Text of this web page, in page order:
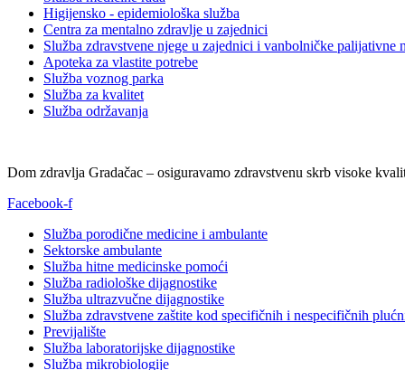
Higijensko - epidemiološka služba
Centra za mentalno zdravlje u zajednici
Služba zdravstvene njege u zajednici i vanbolničke palijativne
Apoteka za vlastite potrebe
Služba voznog parka
Služba za kvalitet
Služba održavanja
Dom zdravlja Gradačac – osiguravamo zdravstvenu skrb visoke
Facebook-f
Služba porodične medicine i ambulante
Sektorske ambulante
Služba hitne medicinske pomoći
Služba radiološke dijagnostike
Služba ultrazvučne dijagnostike
Služba zdravstvene zaštite kod specifičnih i nespecifičnih
Previjalište
Služba laboratorijske dijagnostike
Služba mikrobiologije